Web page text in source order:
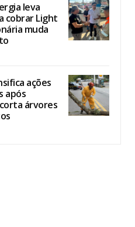
leva
cobrar Light
muda
ações
após
árvores